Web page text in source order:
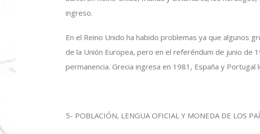
ingreso.
En el Reino Unido ha habido problemas ya que algunos
de la Unión Europea, pero en el referéndum de junio de
permanencia. Grecia ingresa en 1981, España y Portugal
5- POBLACIÓN, LENGUA OFICIAL Y MONEDA DE LOS